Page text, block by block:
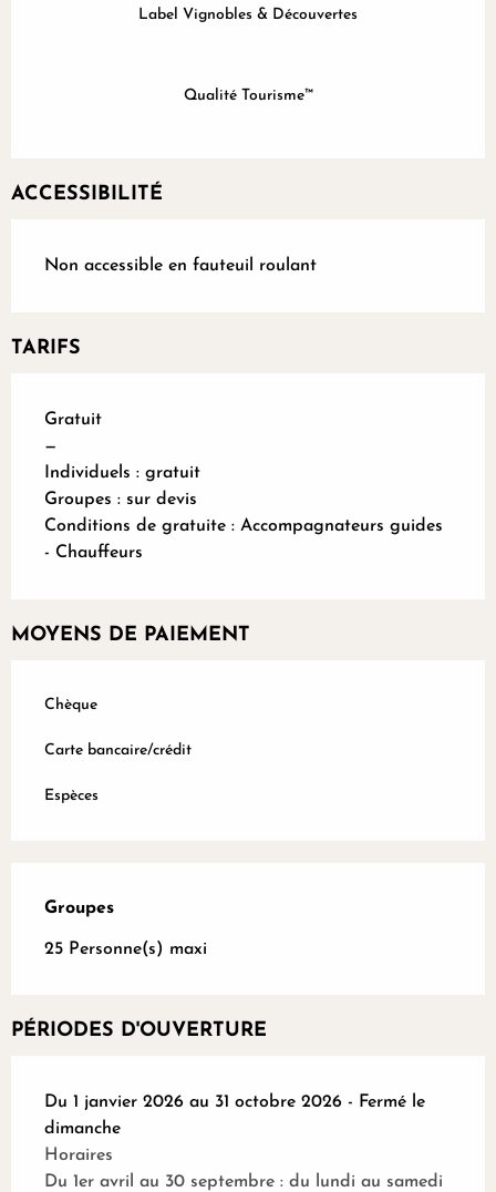
Label Vignobles & Découvertes
Qualité Tourisme™
ACCESSIBILITÉ
Non accessible en fauteuil roulant
TARIFS
Gratuit
—
Individuels : gratuit
Groupes : sur devis
Conditions de gratuite : Accompagnateurs guides
- Chauffeurs
MOYENS DE PAIEMENT
Chèque
Carte bancaire/crédit
Espèces
Groupes
Groupes
25 Personne(s) maxi
PÉRIODES D'OUVERTURE
Du 1 janvier 2026 au 31 octobre 2026 - Fermé le
dimanche
Horaires
Du 1er avril au 30 septembre : du lundi au samedi